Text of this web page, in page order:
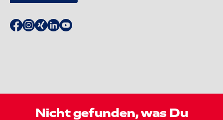
Nicht gefunden, was Du